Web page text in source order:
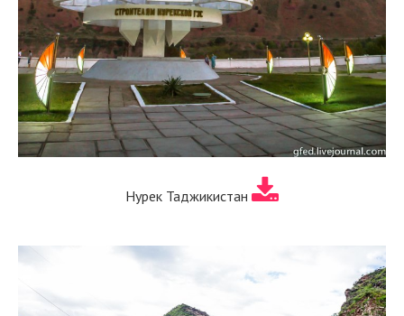
Нурек Таджикистан